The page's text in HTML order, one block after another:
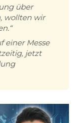
über
wollten wir
einer Messe
jetzt